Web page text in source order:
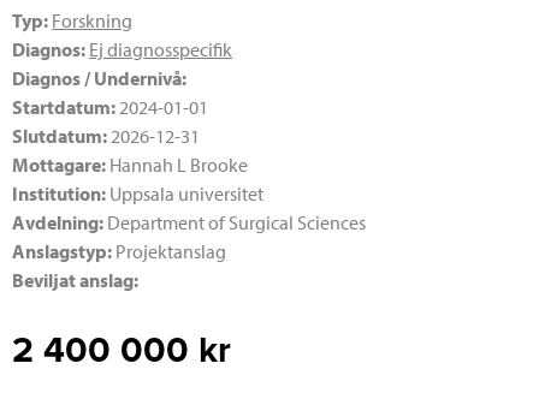
Typ: Forskning
Diagnos: Ej diagnosspecifik
Diagnos / Undernivå:
Startdatum:2024-01-01
Slutdatum:2026-12-31
Mottagare: Hannah L Brooke
Institution: Uppsala universitet
Avdelning: Department of Surgical Sciences
Anslagstyp: Projektanslag
Beviljat anslag:
2 400 000 kr